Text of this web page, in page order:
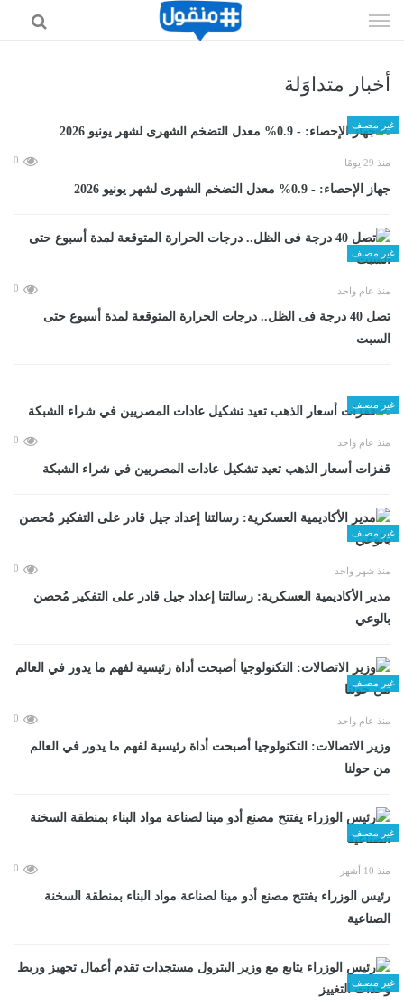
الى
أخبار متداوَلة
غير مصنف
منذ 29 يومًا 0
جهاز الإحصاء: - 0.9% معدل التضخم الشهرى لشهر يونيو 2026
غير مصنف
منذ عام واحد 0
تصل 40 درجة فى الظل.. درجات الحرارة المتوقعة لمدة أسبوع حتى
السبت
غير مصنف
منذ عام واحد 0
قفزات أسعار الذهب تعيد تشكيل عادات المصريين في شراء الشبكة
غير مصنف
منذ شهر واحد 0
مدير الأكاديمية العسكرية: رسالتنا إعداد جيل قادر على التفكير مُحصن
بالوعي
غير مصنف
منذ عام واحد 0
وزير الاتصالات: التكنولوجيا أصبحت أداة رئيسية لفهم ما يدور في العالم
من حولنا
غير مصنف
منذ 10 أشهر 0
رئيس الوزراء يفتتح مصنع أدو مينا لصناعة مواد البناء بمنطقة السخنة
الصناعية
غير مصنف